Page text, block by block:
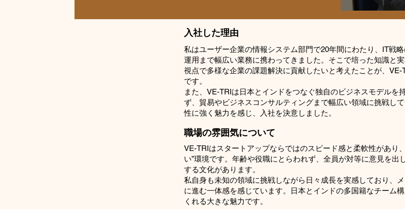
入社した理由
私はユーザー企業の情報システム部門で20年間にわたり、IT戦略
運用まで幅広い業務に携わってきました。そこで培った知識と
視点で多様な企業の課題解決に貢献したいと考えたことが、VE-
です。
また、VE-TRIは日本とインドをつなぐ独自のビジネスモデルを
ず、貿易やビジネスコンサルティングまで幅広い領域に挑戦し
性に強く魅力を感じ、入社を決意しました。
職場の雰囲気について
VE-TRIはスタートアップならではのスピード感と柔軟性があり
い”環境です。年齢や役職にとらわれず、全員が対等に意見を出
する文化があります。
私自身も未知の領域に挑戦しながら日々成長を実感しており、
に進む一体感を感じています。日本とインドの多国籍なチーム
くれる大きな魅力です。